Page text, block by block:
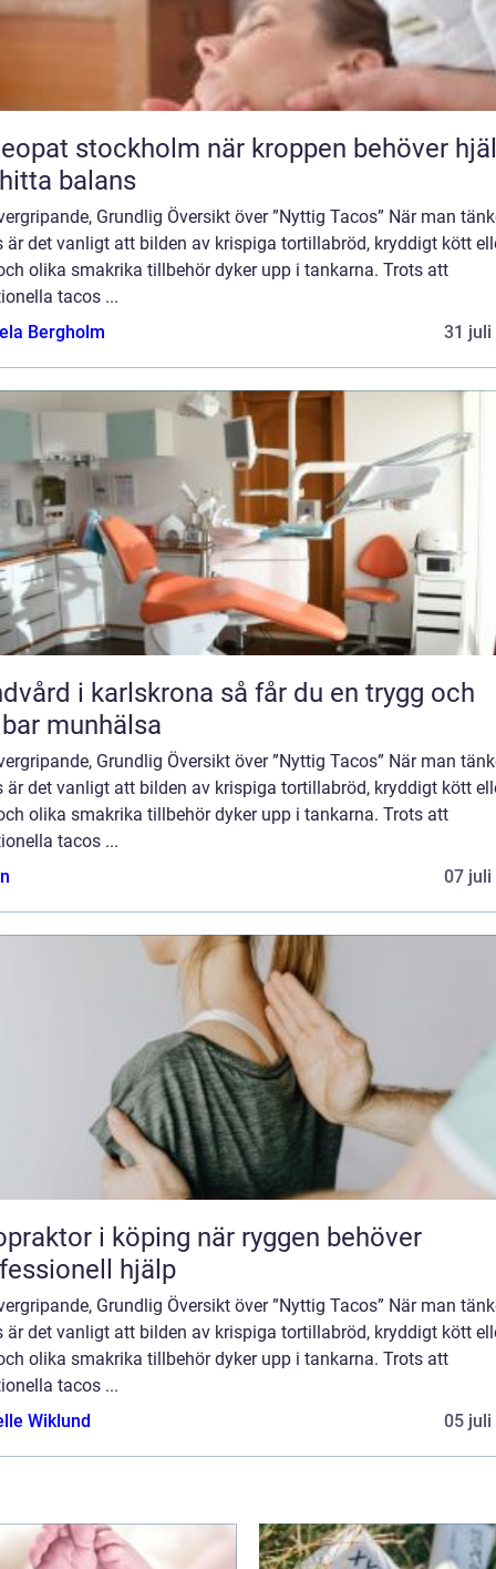
stockholm när kroppen behöver hjälp
balans
Grundlig Översikt över ”Nyttig Tacos” När man
är det vanligt att bilden av krispiga tortillabröd, kryddigt kött
olika smakrika tillbehör dyker upp i tankarna. Trots att
tacos ...
Bergholm
31 juli
i karlskrona så får du en trygg och
munhälsa
Grundlig Översikt över ”Nyttig Tacos” När man
är det vanligt att bilden av krispiga tortillabröd, kryddigt kött
olika smakrika tillbehör dyker upp i tankarna. Trots att
tacos ...
07 juli
i köping när ryggen behöver
hjälp
Grundlig Översikt över ”Nyttig Tacos” När man
är det vanligt att bilden av krispiga tortillabröd, kryddigt kött
olika smakrika tillbehör dyker upp i tankarna. Trots att
tacos ...
Wiklund
05 juli